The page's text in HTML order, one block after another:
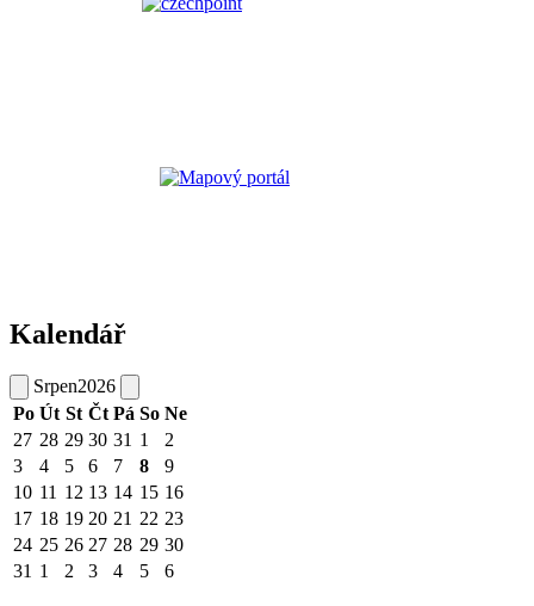
Kalendář
Srpen2026
Po Út St Čt Pá So Ne
27 28 29 30 31 1
2
3
4 5 6 7 8
9
10 11 12 13 14 15 16
17 18 19 20 21 22 23
24 25 26 27 28 29 30
31 1 2 3 4 5 6